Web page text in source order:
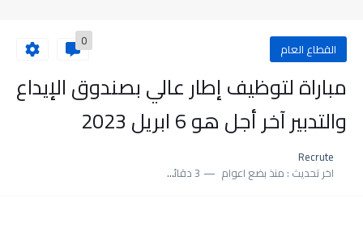
القطاع العام 0
مباراة لتوظيف إطار عالي بصندوق الإيداع
والتدبير آخر أجل هو 6 ابريل 2023
Recrute
اخر تحديث : منذ بضع اعوام 3 دقائق للقراءة